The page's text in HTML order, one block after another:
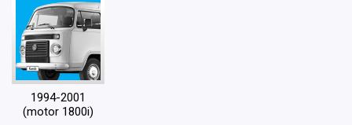
1994-2001
(motor 1800i)